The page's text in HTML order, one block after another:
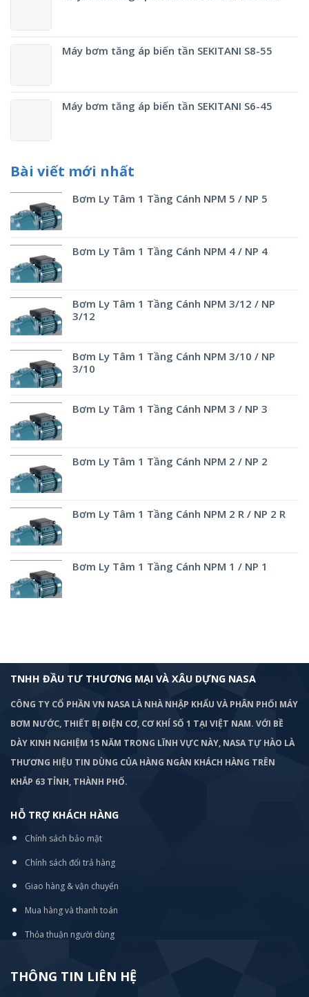
Máy bơm tăng áp biến tần SEKITANI S8-55
Máy bơm tăng áp biến tần SEKITANI S6-45
Bài viết mới nhất
Bơm Ly Tâm 1 Tầng Cánh NPM 5 / NP 5
Bơm Ly Tâm 1 Tầng Cánh NPM 4 / NP 4
Bơm Ly Tâm 1 Tầng Cánh NPM 3/12 / NP
3/12
Bơm Ly Tâm 1 Tầng Cánh NPM 3/10 / NP
3/10
Bơm Ly Tâm 1 Tầng Cánh NPM 3 / NP 3
Bơm Ly Tâm 1 Tầng Cánh NPM 2 / NP 2
Bơm Ly Tâm 1 Tầng Cánh NPM 2 R / NP 2 R
Bơm Ly Tâm 1 Tầng Cánh NPM 1 / NP 1
TNHH ĐẦU TƯ THƯƠNG MẠI VÀ XÂU DỰNG NASA
CÔNG TY CỔ PHẦN VN NASA LÀ NHÀ NHẬP KHẨU VÀ PHÂN PHỐI MÁY
BƠM NƯỚC, THIẾT BỊ ĐIỆN CƠ, CƠ KHÍ SỐ 1 TẠI VIỆT NAM. VỚI BỀ
DÀY KINH NGHIỆM 15 NĂM TRONG LĨNH VỰC NÀY, NASA TỰ HÀO LÀ
THƯƠNG HIỆU TIN DÙNG CỦA HÀNG NGÀN KHÁCH HÀNG TRÊN
KHẮP 63 TỈNH, THÀNH PHỐ.
HỖ TRỢ KHÁCH HÀNG
Chính sách bảo mật
Chính sách đổi trả hàng
Giao hàng & vận chuyển
Mua hàng và thanh toán
Thỏa thuận người dùng
THÔNG TIN LIÊN HỆ